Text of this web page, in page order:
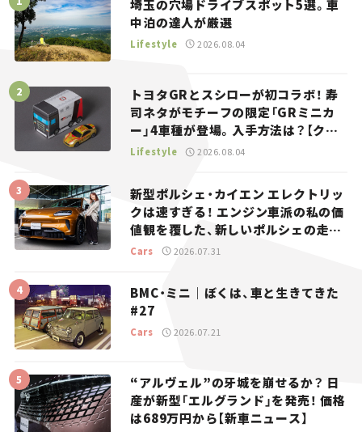
埼玉の穴場ドライブスポット5選。車
中泊の達人が厳選
Lifestyle 2026.08.04
トヨタGRとスシローが初コラボ！ 寿
司ネタがモチーフの限定「GRミニカ
ー」4車種が登場。入手方法は？【クル
マとホビー】
Lifestyle 2026.08.04
新型ポルシェ・カイエン エレクトリッ
クは速すぎる！ エンジン車派の私の価
値観を覆した、新しいポルシェの走
り。
Cars 2026.07.31
BMC・ミニ｜ぼくは、車と生きてきた
#27
Cars 2026.07.21
“アルヴェル”の牙城を崩せるか？ 日
産が新型「エルグランド」を発売！ 価格
は689万円から【新車ニュース】